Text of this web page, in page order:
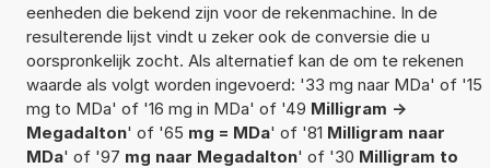
eenheden die bekend zijn voor de rekenmachine. In de
resulterende lijst vindt u zeker ook de conversie die u
oorspronkelijk zocht. Als alternatief kan de om te rekenen
waarde als volgt worden ingevoerd: '33 mg naar MDa' of '15
mg to MDa' of '16 mg in MDa' of '49 Milligram ->
Megadalton' of '65 mg = MDa' of '81 Milligram naar
MDa' of '97 mg naar Megadalton' of '30 Milligram to